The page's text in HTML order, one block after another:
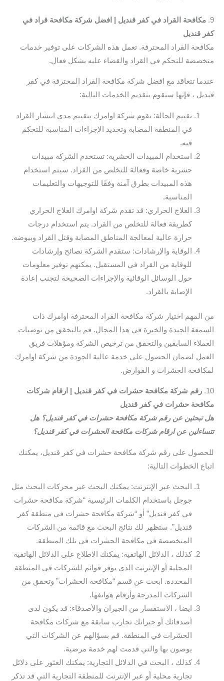
9. مكافحة القراد في كفر قنديل | افضل شركة مكافحة قراد في
كفر قنديل
مكافحة القراد المحترفة. تعمل هذه الشركات على توفير خدمات
متخصصة للتحكم في القراد والقضاء عليه بشكل فعال.
عندما تتعاقد مع افضل شركة مكافحة القراد المحترفة في كفر
قنديل ، فإنها ستقوم بتقديم الخدمات التالية:
تقييم الحالة: تقوم شركة اوامرك بتقييم مدى انتشار القراد
في المنطقة المصابة وتحديد الإجراءات المناسبة للتحكم
فيه.
استخدام المبيدات الحشرية: تستخدم الشركة مبيدات
حشرية خاصة وفعالة للتخلص من القراد. سيتم استخدام
هذه المبيدات بطرق آمنة وفقًا للتوجيهات والتعليمات
المناسبة.
العلاج الحراري: قد تقدم شركة اوامرك العلاج الحراري
كطريقة فعالة للتخلص من القراد. يتم استخدام درجات
حرارة عالية لمعالجة المناطق المصابة وقتل القراد وبيوضه.
الوقاية والإرشادات: ستقدم الشركة نصائح وإرشادات
للوقاية من القراد في المستقبل. يمكنهم توفير معلومات
حول الوسائل الوقائية والإجراءات الصحيحة لتجنب إعادة
الإصابة بالقراد.
من المهم اختيار شركة مكافحة القراد المحترفة اوامرك ذات
السمعة الجيدة والخبرة في هذا المجال. قم بالتحقق من توصيات
العملاء السابقين والتحقق من ترخيص الشركة ومؤهلات فريق
العمل لضمان الحصول على خدمة عالية الجودة من شركة اوامرك
لمكافحة الحشرات و القوارض.
10. رقم شركة مكافحة حشرات في كفر قنديل | ارقام شركات
مكافحة حشرات في كفر قنديل
هل تبحثين عن رقم شركة مكافحة حشرات في كفر قنديل؟ هل
تتساءلين عن ارقام شركات مكافحة الحشرات في كفر قنديل؟
للحصول على رقم شركة مكافحة حشرات في كفر قنديل، يمكنك
اتباع الخطوات التالية:
البحث عبر الإنترنت: يمكنك البحث عبر محركات البحث مثل
جوجل باستخدام الكلمات الرئيسية “شركة مكافحة حشرات
في كفر قنديل” أو “شركة مكافحة حشرات في منطقة كفر
قنديل”. ستظهر لك نتائج البحث مع قائمة من الشركات
المتخصصة في مكافحة الحشرات في تلك المنطقة.
كذلك ، الدلائل الهاتفية: يمكنك الاطلاع على الدلائل الهاتفية
المحلية أو الإنترنت الذي يوفر قوائم للشركات في المنطقة
المحددة. ابحث عن قسم “مكافحة الحشرات” وتحقق من
الشركات المدرجة وأرقام هواتفها.
ايضا ، الاستفسار من الجيران والأصدقاء: قد يكون لدى
أصدقائك أو جيرانك تجارب سابقة مع شركات مكافحة
الحشرات في المنطقة. قم بسؤالهم عن الشركات التي
يوصون بها والتي قدمت لهم خدمة مرضية.
كذلك ، البحث في الدلائل التجارية: يمكنك العثور على دلائل
تجارية محلية أو عبر الإنترنت للمنطقة التجارية التي قد تذكر